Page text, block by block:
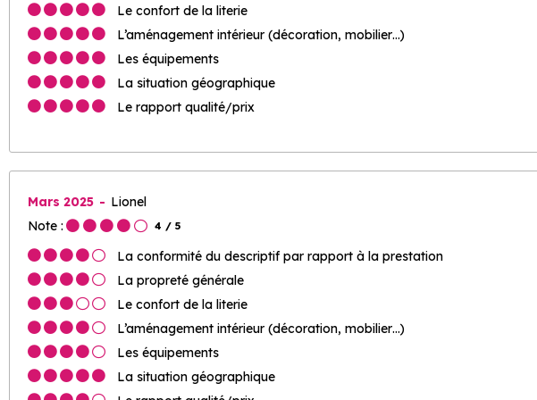
Le confort de la literie
L’aménagement intérieur (décoration, mobilier…)
Les équipements
La situation géographique
Le rapport qualité/prix
Mars 2025
Lionel
Note :
4 / 5
La conformité du descriptif par rapport à la prestation
La propreté générale
Le confort de la literie
L’aménagement intérieur (décoration, mobilier…)
Les équipements
La situation géographique